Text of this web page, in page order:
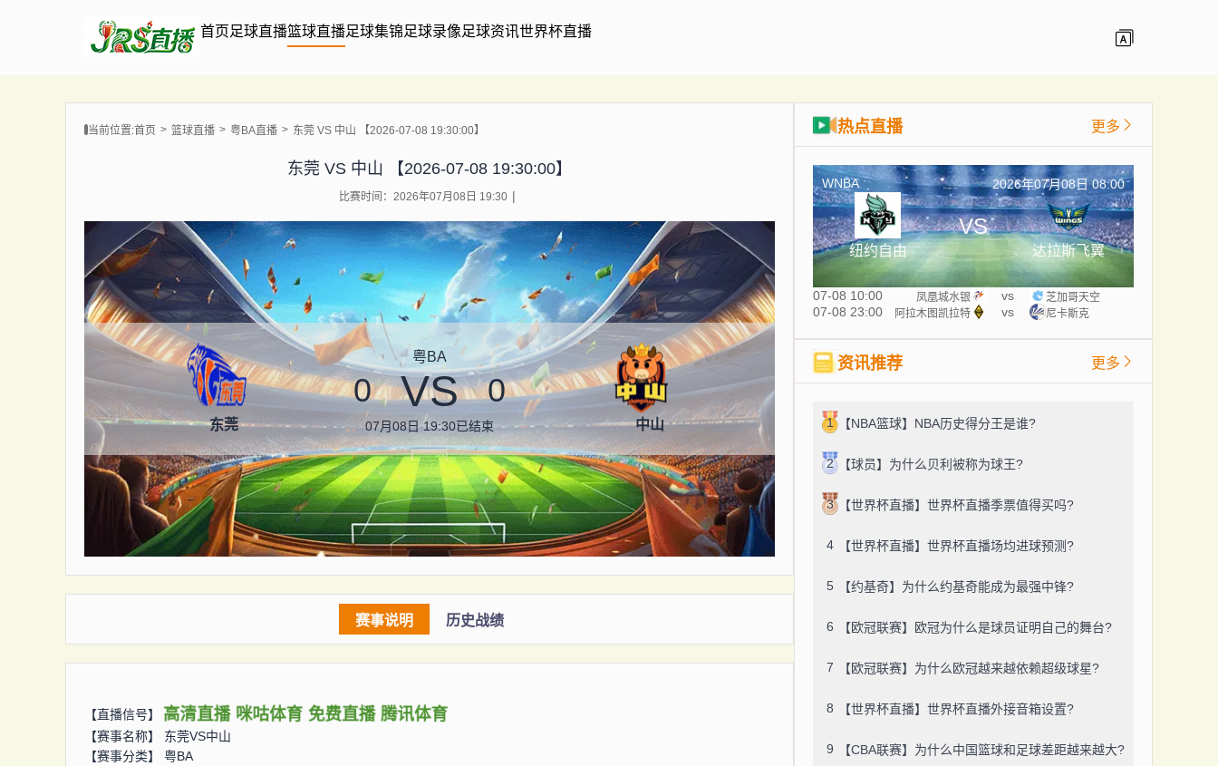
首页足球直播篮球直播足球集锦足球录像足球资讯世界杯直播
当前位置:首页 篮球直播 粤BA直播 东莞 VS 中山 【2026-07-08 19:30:00】
东莞 VS 中山 【2026-07-08 19:30:00】
比赛时间：2026年07月08日 19:30
东莞
粤BA
0 VS 0
07月08日 19:30已结束 中山
赛事说明 历史战绩
【直播信号】 高清直播 咪咕体育 免费直播 腾讯体育
【赛事名称】 东莞VS中山
【赛事分类】 粤BA
热点直播 更多
WNBA 2026年07月08日 08:00
纽约自由
VS
达拉斯飞翼
07-08 10:00 凤凰城水银 vs 芝加哥天空
07-08 23:00 阿拉木图凯拉特 vs 尼卡斯克
资讯推荐 更多
1 【NBA篮球】NBA历史得分王是谁?
2 【球员】为什么贝利被称为球王?
3 【世界杯直播】世界杯直播季票值得买吗?
4 【世界杯直播】世界杯直播场均进球预测?
5 【约基奇】为什么约基奇能成为最强中锋?
6 【欧冠联赛】欧冠为什么是球员证明自己的舞台?
7 【欧冠联赛】为什么欧冠越来越依赖超级球星?
8 【世界杯直播】世界杯直播外接音箱设置?
9 【CBA联赛】为什么中国篮球和足球差距越来越大?